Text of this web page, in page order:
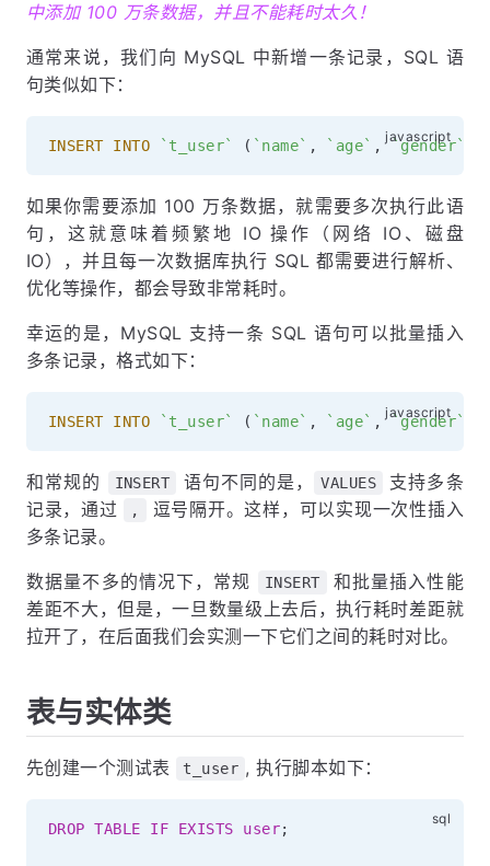
中添加 100 万条数据，并且不能耗时太久！
通常来说，我们向 MySQL 中新增一条记录，SQL 语
句类似如下：
INSERT INTO ` t_user` ( ` name` , ` age` , `gender`
如果你需要添加 100 万条数据，就需要多次执行此语
句，这就意味着频繁地 IO 操作（网络 IO、磁盘
IO），并且每一次数据库执行 SQL 都需要进行解析、
优化等操作，都会导致非常耗时。
幸运的是，MySQL 支持一条 SQL 语句可以批量插入
多条记录，格式如下：
INSERT INTO ` t_user` ( ` name` , ` age` , `gender`
和常规的 INSERT 语句不同的是， VALUES
支持多条
记录，通过
,
逗号隔开。这样，可以实现一次性插入
多条记录。
数据量不多的情况下，常规 INSERT
和批量插入性能
差距不大，但是，一旦数量级上去后，执行耗时差距就
拉开了，在后面我们会实测一下它们之间的耗时对比。
表与实体类
先创建一个测试表 t_user , 执行脚本如下：
DROP TABLE IF EXISTS user;